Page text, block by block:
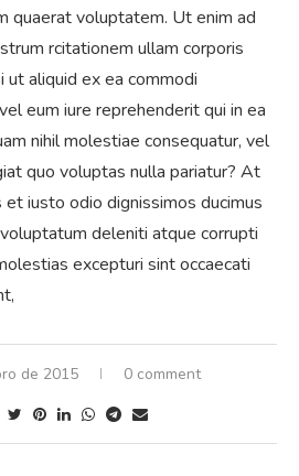
quaerat voluptatem. Ut enim ad
rcitationem ullam corporis
ut aliquid ex ea commodi
eum iure reprehenderit qui in ea
nihil molestiae consequatur, vel
quo voluptas nulla pariatur? At
iusto odio dignissimos ducimus
deleniti atque corrupti
excepturi sint occaecati
de 2015 0 comment